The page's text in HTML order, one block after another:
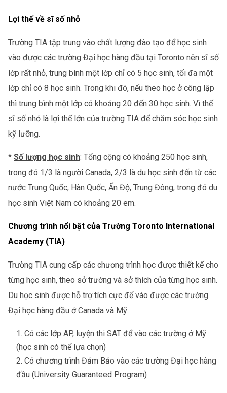
Lợi thế về sĩ số nhỏ
Trường TIA tập trung vào chất lượng đào tạo để học sinh
vào được các trường Đại học hàng đầu tại Toronto nên sĩ số
lớp rất nhỏ, trung bình một lớp chỉ có 5 học sinh, tối đa một
lớp chỉ có 8 học sinh. Trong khi đó, nếu theo học ở công lập
thì trung bình một lớp có khoảng 20 đến 30 học sinh. Vì thế
sĩ số nhỏ là lợi thế lớn của trường TIA để chăm sóc học sinh
kỹ lưỡng.
* Số lượng học sinh: Tổng cộng có khoảng 250 học sinh,
trong đó 1/3 là người Canada, 2/3 là du học sinh đến từ các
nước Trung Quốc, Hàn Quốc, Ấn Độ, Trung Đông, trong đó du
học sinh Việt Nam có khoảng 20 em.
Chương trình nổi bật của Trường Toronto International
Academy (TIA)
Trường TIA cung cấp các chương trình học được thiết kế cho
từng học sinh, theo sở trường và sở thích của từng học sinh.
Du học sinh được hỗ trợ tích cực để vào được các trường
Đại học hàng đầu ở Canada và Mỹ.
Có các lớp AP, luyện thi SAT để vào các trường ở Mỹ
(học sinh có thể lựa chọn)
Có chương trình Đảm Bảo vào các trường Đại học hàng
đầu (University Guaranteed Program)